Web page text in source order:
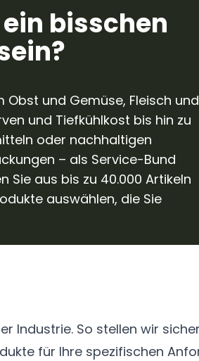
bisschen
Obst und Gemüse, Fleisch und
und Tiefkühlkost bis hin zu
oder nachhaltigen
– als Service-Bund
Sie aus bis zu 40.000 Artikeln
auswählen, die Sie